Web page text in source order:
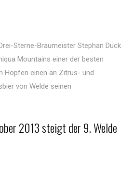
Sterne-Braumeister Stephan Dück
Mountains einer der besten
Hopfen einen an Zitrus- und
von Welde seinen
2013 steigt der 9. Welde